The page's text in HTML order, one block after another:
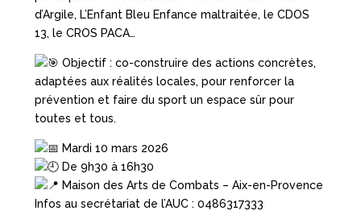
d’Argile, L’Enfant Bleu Enfance maltraitée, le CDOS
13, le CROS PACA…
Objectif : co-construire des actions concrètes,
adaptées aux réalités locales, pour renforcer la
prévention et faire du sport un espace sûr pour
toutes et tous.
Mardi 10 mars 2026
De 9h30 à 16h30
Maison des Arts de Combats – Aix-en-Provence
Infos au secrétariat de l’AUC : 0486317333